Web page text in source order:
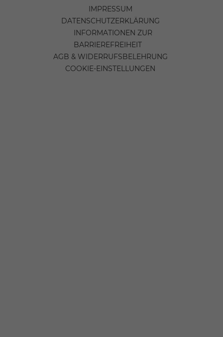
IMPRESSUM
DATENSCHUTZERKLÄRUNG
INFORMATIONEN ZUR
BARRIEREFREIHEIT
AGB & WIDERRUFSBELEHRUNG
COOKIE-EINSTELLUNGEN